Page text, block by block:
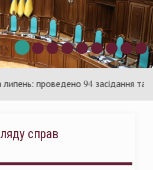
проведено 94 засідання та
справ